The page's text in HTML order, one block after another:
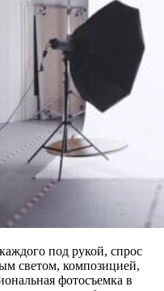
под рукой, спрос
светом, композицией,
фотосъемка в